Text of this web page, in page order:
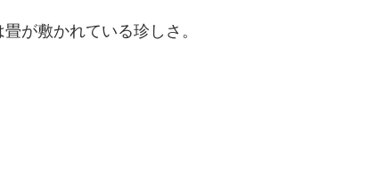
が敷かれている珍しさ。